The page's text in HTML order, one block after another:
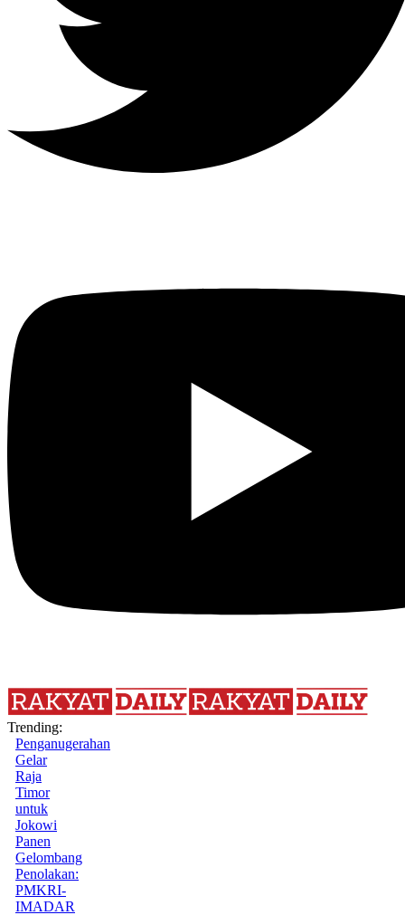
Trending:
Penganugerahan
Gelar
Raja
Timor
untuk
Jokowi
Panen
Gelombang
Penolakan:
PMKRI-
IMADAR